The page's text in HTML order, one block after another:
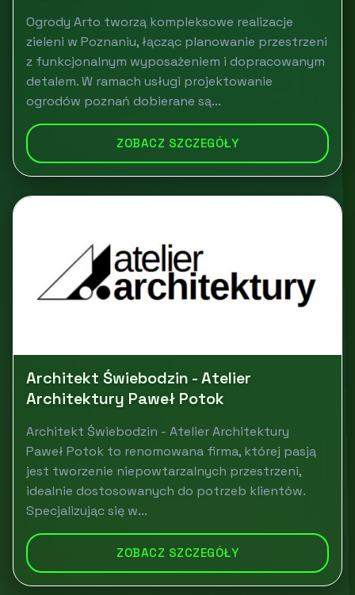
Ogrody Arto tworzą kompleksowe realizacje
zieleni w Poznaniu, łącząc planowanie przestrzeni
z funkcjonalnym wyposażeniem i dopracowanym
detalem. W ramach usługi projektowanie
ogrodów poznań dobierane są...
ZOBACZ SZCZEGÓŁY
Architekt Świebodzin - Atelier
Architektury Paweł Potok
Architekt Świebodzin - Atelier Architektury
Paweł Potok to renomowana firma, której pasją
jest tworzenie niepowtarzalnych przestrzeni,
idealnie dostosowanych do potrzeb klientów.
Specjalizując się w...
ZOBACZ SZCZEGÓŁY